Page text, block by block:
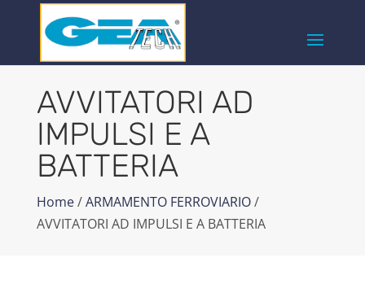
AVVITATORI AD
IMPULSI E A
BATTERIA
Home/ARMAMENTO FERROVIARIO/
AVVITATORI AD IMPULSI E A BATTERIA